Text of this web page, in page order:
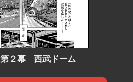
第２幕 西武ドーム